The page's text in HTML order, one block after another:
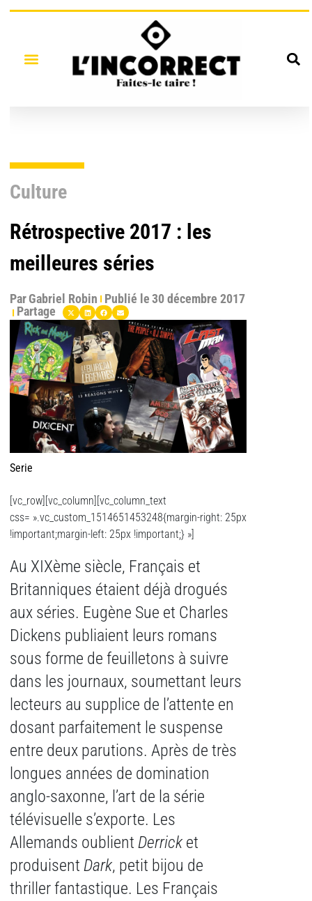
Culture
Rétrospective 2017 : les
meilleures séries
ParGabriel Robin Publié le30 décembre 2017
Partage
Serie
[vc_row][vc_column][vc_column_text
css= ».vc_custom_1514651453248{margin-right: 25px
!important;margin-left: 25px !important;} »]
Au XIXème siècle, Français et
Britanniques étaient déjà drogués
aux séries. Eugène Sue et Charles
Dickens publiaient leurs romans
sous forme de feuilletons à suivre
dans les journaux, soumettant leurs
lecteurs au supplice de l’attente en
dosant parfaitement le suspense
entre deux parutions. Après de très
longues années de domination
anglo-saxonne, l’art de la série
télévisuelle s’exporte. Les
Allemands oublient Derricket
produisent Dark, petit bijou de
thriller fantastique. Les Français